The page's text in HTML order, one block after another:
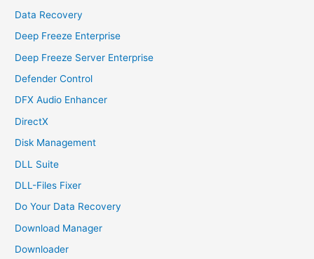
Data Recovery
Deep Freeze Enterprise
Deep Freeze Server Enterprise
Defender Control
DFX Audio Enhancer
DirectX
Disk Management
DLL Suite
DLL-Files Fixer
Do Your Data Recovery
Download Manager
Downloader